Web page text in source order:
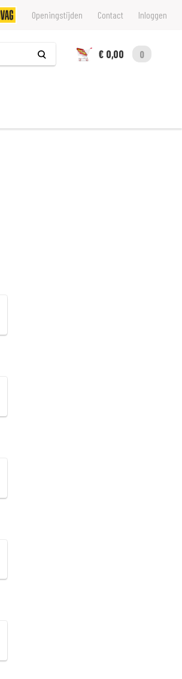
Openingstijden Contact Inloggen
€ 0,00
0